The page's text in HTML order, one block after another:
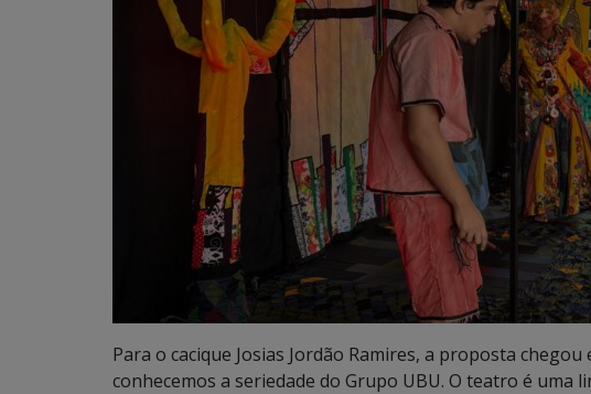
Para o cacique Josias Jordão Ramires, a proposta
conhecemos a seriedade do Grupo UBU. O teatro é uma